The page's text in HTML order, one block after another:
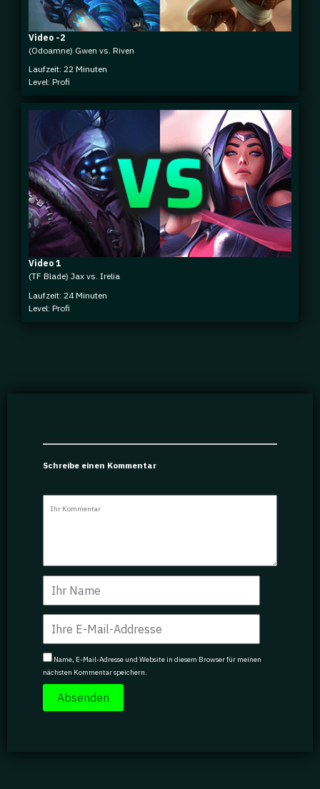
Video -2
(Odoamne) Gwen vs. Riven
Laufzeit: 22 Minuten
Level: Profi
Video 1
(TF Blade) Jax vs. Irelia
Laufzeit: 24 Minuten
Level: Profi
Schreibe einen Kommentar
Name, E-Mail-Adresse und Website in diesem Browser für meinen
nächsten Kommentar speichern.